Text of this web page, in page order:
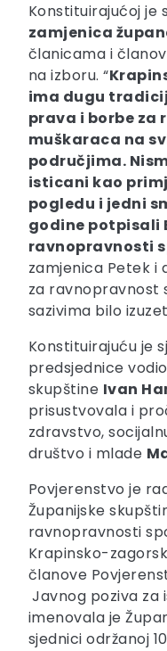
Konstituirajućoj je
zamjenica
članicama i
na izboru. “
ima dugu
prava i borbe za
muškaraca na
područjima.
isticani kao
pogledu i jedni
godine potpisali
ravnopravnosti
zamjenica Petek i
za ravnopravnost
sazivima bilo
Konstituirajuću je
predsjednice
skupštine Ivan
prisustvovala i
zdravstvo,
društvo i mlade
Povjerenstvo je
Županijske
ravnopravnosti
Krapinsko-
članove
Javnog poziva za
imenovala je
sjednici održanoj